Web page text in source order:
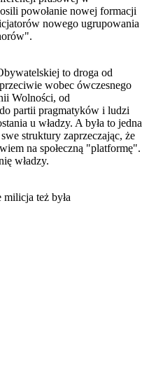
powołanie nowej formacji
nowego ugrupowania
to droga od
wobec ówczesnego
Wolności, od
partii pragmatyków i ludzi
u władzy. A była to jedna
struktury zaprzeczając, że
na społeczną "platformę".
władzy.
też była